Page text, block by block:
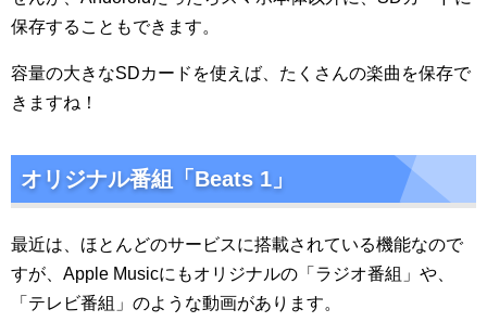
保存することもできます。
容量の大きなSDカードを使えば、たくさんの楽曲を保存で
きますね！
オリジナル番組「Beats 1」
最近は、ほとんどのサービスに搭載されている機能なので
すが、Apple Musicにもオリジナルの「ラジオ番組」や、
「テレビ番組」のような動画があります。